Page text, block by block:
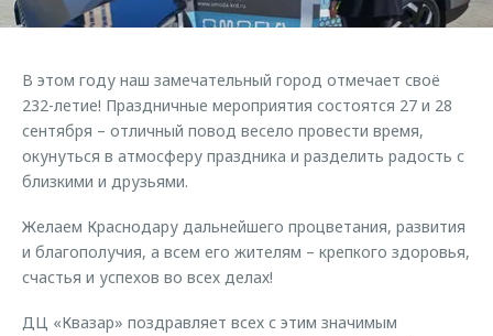
Страхование
Аксессуары
Одежда и сувениры
Оригинальные аксессуары
Трейд-ин
Калькулятор трейд-ин
Клиентская поддержка
Клуб владельцев OMODA
Приложение O&J
Аксессуары
Одежда и сувениры
Оригинальные аксессуары
Запчасти
Обратная связь
В этом году наш замечательный город отмечает своё
232-летие! Праздничные мероприятия состоятся 27 и 28
сентября – отличный повод весело провести время,
окунуться в атмосферу праздника и разделить радость с
близкими и друзьями.
Желаем Краснодару дальнейшего процветания, развития
и благополучия, а всем его жителям – крепкого здоровья,
счастья и успехов во всех делах!
ДЦ «Квазар» поздравляет всех с этим значимым